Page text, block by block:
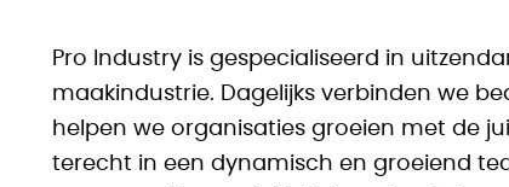
Pro Industry is gespecialiseerd in
maakindustrie. Dagelijks verbinden we
helpen we organisaties groeien met de
terecht in een dynamisch en groeiend